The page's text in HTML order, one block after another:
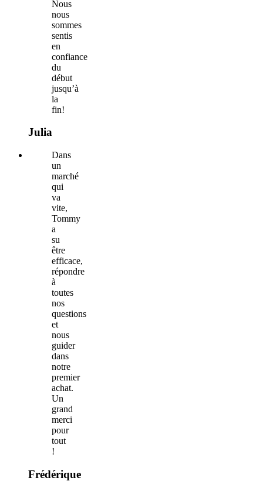
Nous
nous
sommes
sentis
en
confiance
du
début
jusqu’à
la
fin!
Julia
Dans
un
marché
qui
va
vite,
Tommy
a
su
être
efficace,
répondre
à
toutes
nos
questions
et
nous
guider
dans
notre
premier
achat.
Un
grand
merci
pour
tout
!
Frédérique